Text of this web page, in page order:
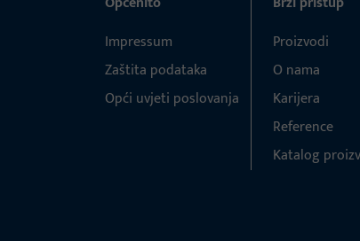
Impressum
Zaštita podataka
Opći uvjeti poslovanja
Proizvodi
O nama
Karijera
Reference
Katalog